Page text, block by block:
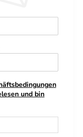
und bin